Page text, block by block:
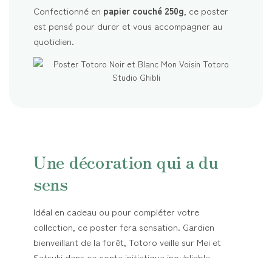
Confectionné en papier couché 250g , ce poster
est pensé pour durer et vous accompagner au
quotidien.
Une décoration qui a du
sens
Idéal en cadeau ou pour compléter votre
collection, ce poster fera sensation. Gardien
bienveillant de la forêt, Totoro veille sur Mei et